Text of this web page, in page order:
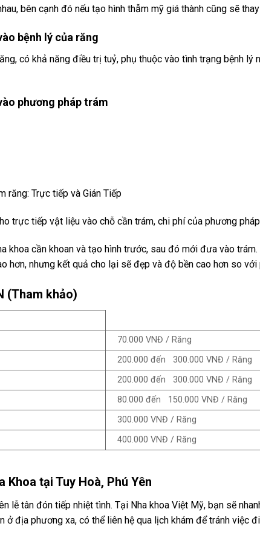
bên cạnh đó nếu tạo hình thẫm mỹ giá thành cũng sẽ
bệnh lý của răng
có khả năng điều trị tuỷ, phụ thuộc vào tình trạng bệnh lý
phương pháp trám
răng: Trực tiếp và Gián Tiếp
trực tiếp vật liệu vào chỗ cần trám, chi phí của phương
khoa cần khoan và tạo hình trước, sau đó mới đưa vào
hơn, nhưng kết quả cho lại sẽ đẹp và độ bền cao hơn so
(Tham khảo)
70.000 VNĐ / Răng
200.000 đến 300.000 VNĐ / Răng
200.000 đến 300.000 VNĐ / Răng
80.000 đến 150.000 VNĐ / Răng
300.000 VNĐ / Răng
400.000 VNĐ / Răng
Khoa tại Tuy Hoà, Phú Yên
lễ tân đón tiếp nhiệt tình. Tại Nha khoa Việt Mỹ, bạn sẽ
ở địa phương xa, có thể liên hệ qua lịch khám để tránh việc